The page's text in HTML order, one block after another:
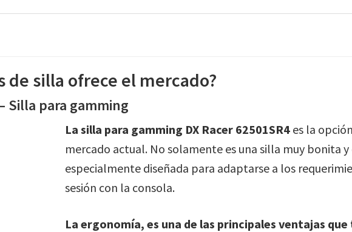
de silla ofrece el mercado?
Silla para gamming
La silla para gamming DX Racer 62501SR4 es la
mercado actual. No solamente es una silla muy bonita
especialmente diseñada para adaptarse a los
sesión con la consola.
La ergonomía, es una de las principales ventajas